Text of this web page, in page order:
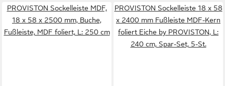
PROVISTON Sockelleiste MDF,
18 x 58 x 2500 mm, Buche,
Fußleiste, MDF foliert, L: 250 cm
PROVISTON Sockelleiste 18 x 58
x 2400 mm Fußleiste MDF-Kern
foliert Eiche by PROVISTON, L:
240 cm, Spar-Set, 5-St.